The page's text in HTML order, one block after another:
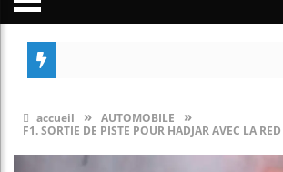
accueil » AUTOMOBILE »
F1. SORTIE DE PISTE POUR HADJAR AVEC LA